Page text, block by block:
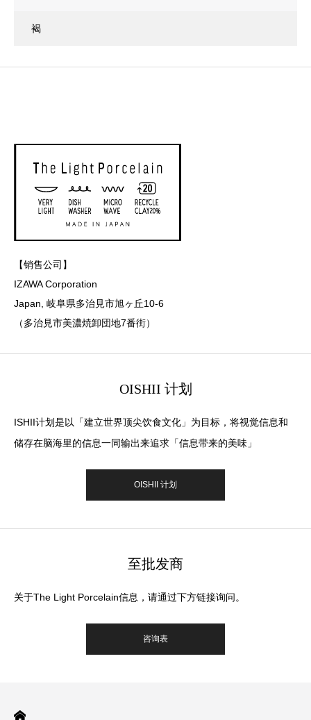
褐
【销售公司】
IZAWA Corporation
Japan, 岐阜県多治見市旭ヶ丘10-6
（多治見市美濃焼卸団地7番街）
OISHII 计划
ISHII计划是以「建立世界顶尖饮食文化」为目标，将视觉信息和
储存在脑海里的信息一同输出来追求「信息带来的美味」
OISHII 计划
至批发商
关于The Light Porcelain信息，请通过下方链接询问。
咨询表